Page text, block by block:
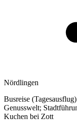
Nördlingen
Busreise
Genusswelt;
Kuchen bei Zott